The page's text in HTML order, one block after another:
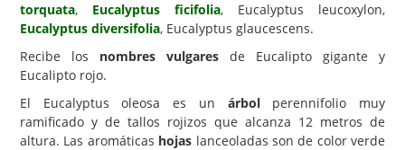
Fotos
Árboles y Palmeras
Arbustos y Trepadoras
Cactus y Suculentas
torquata, Eucalyptus ficifolia, Eucalyptus leucoxylon,
Eucalyptus diversifolia, Eucalyptus glaucescens.
Recibe los nombres vulgares de Eucalipto gigante y
Eucalipto rojo.
El Eucalyptus oleosa es un árbolperennifolio muy
ramificado y de tallos rojizos que alcanza 12 metros de
altura. Las aromáticas hojas lanceoladas son de color verde